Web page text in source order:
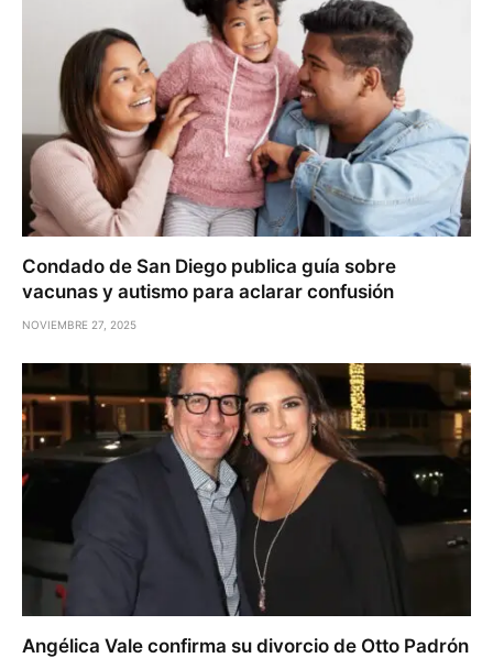
Condado de San Diego publica guía sobre
vacunas y autismo para aclarar confusión
NOVIEMBRE 27, 2025
Angélica Vale confirma su divorcio de Otto Padrón